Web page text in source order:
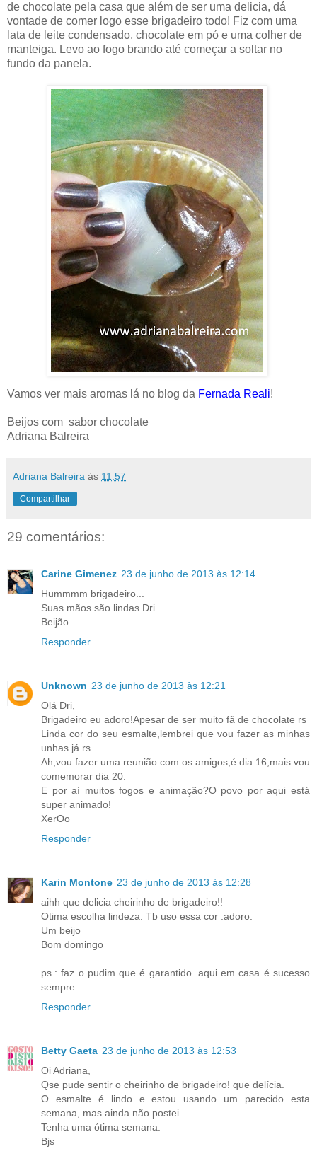
de chocolate pela casa que além de ser uma delicia, dá
vontade de comer logo esse brigadeiro todo! Fiz com uma
lata de leite condensado, chocolate em pó e uma colher de
manteiga. Levo ao fogo brando até começar a soltar no
fundo da panela.
Vamos ver mais aromas lá no blog da Fernada Reali!
Beijos com sabor chocolate
Adriana Balreira
Adriana Balreira às 11:57
Compartilhar
29 comentários:
Carine Gimenez 23 de junho de 2013 às 12:14
Hummmm brigadeiro...
Suas mãos são lindas Dri.
Beijão
Responder
Unknown 23 de junho de 2013 às 12:21
Olá Dri,
Brigadeiro eu adoro!Apesar de ser muito fã de chocolate rs
Linda cor do seu esmalte,lembrei que vou fazer as minhas
unhas já rs
Ah,vou fazer uma reunião com os amigos,é dia 16,mais vou
comemorar dia 20.
E por aí muitos fogos e animação?O povo por aqui está
super animado!
XerOo
Responder
Karin Montone 23 de junho de 2013 às 12:28
aihh que delicia cheirinho de brigadeiro!!
Otima escolha lindeza. Tb uso essa cor .adoro.
Um beijo
Bom domingo
ps.: faz o pudim que é garantido. aqui em casa é sucesso
sempre.
Responder
Betty Gaeta 23 de junho de 2013 às 12:53
Oi Adriana,
Qse pude sentir o cheirinho de brigadeiro! que delícia.
O esmalte é lindo e estou usando um parecido esta
semana, mas ainda não postei.
Tenha uma ótima semana.
Bjs